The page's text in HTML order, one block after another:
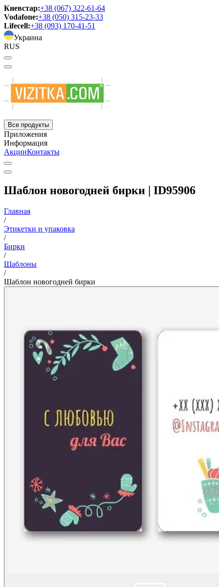
Киевстар:+38 (067) 322-61-64
Vodafone:+38 (050) 315-23-33
Lifecell:+38 (093) 170-41-51
Украина
RUS
Все продукты
Приложения
Информация
АкцииКонтакты
Шаблон новогодней бирки | ID95906
Главная
/
Этикетки и упаковка
/
Бирки
/
Шаблоны
/
Шаблон новогодней бирки